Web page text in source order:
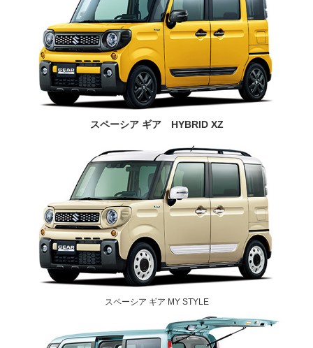
スペーシア ギア HYBRID XZ
スペーシア ギア MY STYLE